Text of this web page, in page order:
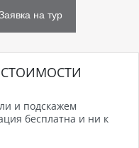
на тур
СТОИМОСТИ
и подскажем
бесплатна и ни к